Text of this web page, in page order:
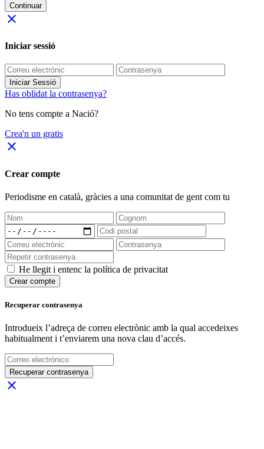
Continuar
close
Iniciar sessió
Iniciar Sessió
Has oblidat la contrasenya?
No tens compte a Nació?
Crea'n un gratis
close
Crear compte
Periodisme en català, gràcies a una comunitat de gent com tu
He llegit i entenc la política de privacitat
Crear compte
Recuperar contrasenya
Introdueix l’adreça de correu electrònic amb la qual accedeixes
habitualment i t’enviarem una nova clau d’accés.
Recuperar contrasenya
close